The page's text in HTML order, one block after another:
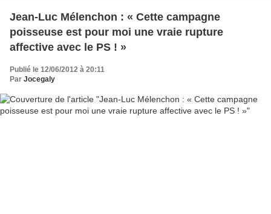
Jean-Luc Mélenchon : « Cette campagne
poisseuse est pour moi une vraie rupture
affective avec le PS ! »
Publié le 12/06/2012 à 20:11
Par Jocegaly